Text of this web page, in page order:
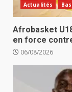
Actualités
Afrobasket
en force
06/08/2026